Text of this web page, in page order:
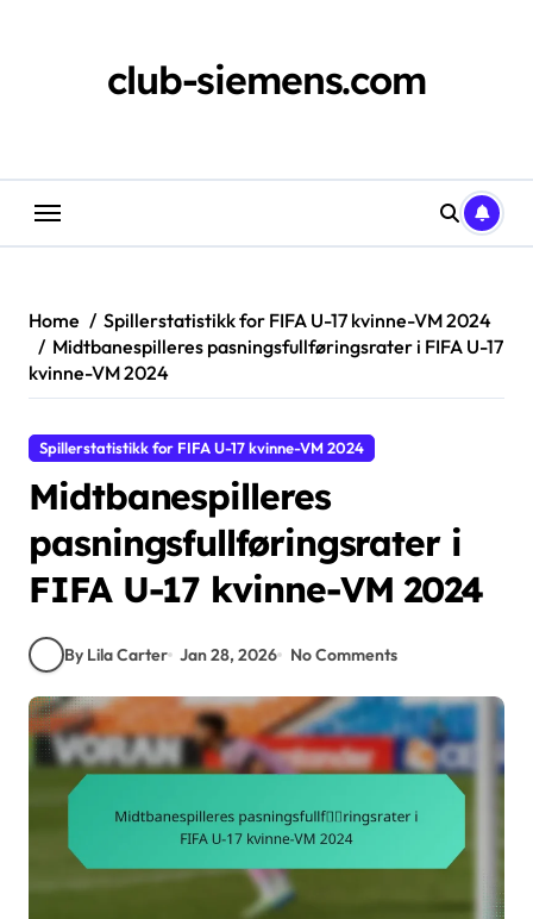
club-siemens.com
Home
Spillerstatistikk for FIFA U-17 kvinne-VM 2024
Midtbanespilleres pasningsfullføringsrater i FIFA U-17
kvinne-VM 2024
Spillerstatistikk for FIFA U-17 kvinne-VM 2024
Midtbanespilleres
pasningsfullføringsrater i
FIFA U-17 kvinne-VM 2024
By Lila Carter Jan 28, 2026 No Comments